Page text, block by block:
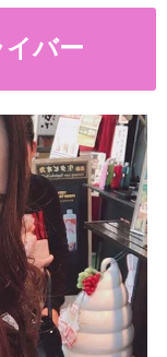
バー